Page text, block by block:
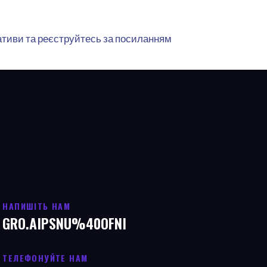
та реєструйтесь за посиланням
НАПИШІТЬ НАМ
GRO.AIPSNU%40OFNI
ТЕЛЕФОНУЙТЕ НАМ